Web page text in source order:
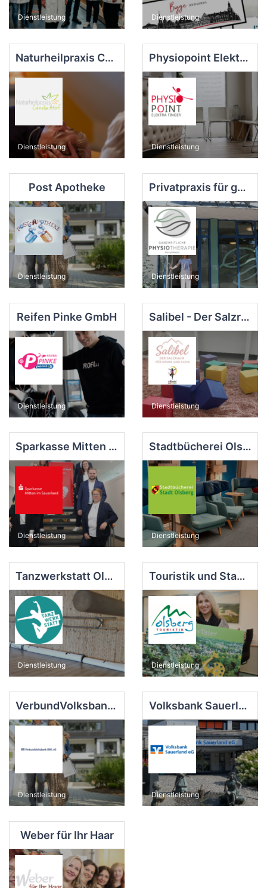
Dienstleistung Dienstleistung
Naturheilpraxis Cornelia Atorf
Dienstleistung
Physiopoint Elektra Finger
Dienstleistung
Post Apotheke
Dienstleistung
Privatpraxis für ganzheitliche Physiotherapie Nelli Bogedain-Klaholz
Dienstleistung
Reifen Pinke GmbH
Dienstleistung
Salibel - Der Salzraum für Groß und Klein
Dienstleistung
Sparkasse Mitten im Sauerland - BeratungsCenter Olsberg
Dienstleistung
Stadtbücherei Olsberg
Dienstleistung
Tanzwerkstatt Olsberg
Dienstleistung
Touristik und Stadtmarketing Olsberg
Dienstleistung
VerbundVolksbank OWL eG - Filiale Olsberg
Dienstleistung
Volksbank Sauerland eG, Beratungszentrum Olsberg
Dienstleistung
Weber für Ihr Haar